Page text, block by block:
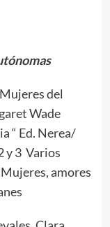
del
Wade
“ Ed. Nerea/
y 3 Varios
amores